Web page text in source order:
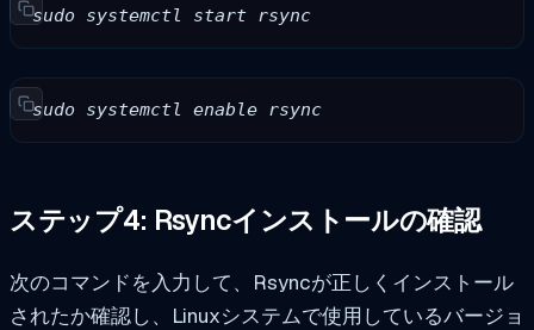
sudo systemctl start rsync
sudo systemctl enable rsync
ステップ4: Rsyncインストールの確認
次のコマンドを入力して、Rsyncが正しくインストール
されたか確認し、Linuxシステムで使用しているバージョ